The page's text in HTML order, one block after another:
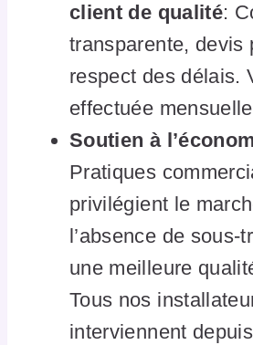
client de qualité:
transparente, devis
respect des délais.
effectuée
Soutien à
Pratiques
privilégient le
l’absence de sous-
une meilleure
Tous nos
interviennent